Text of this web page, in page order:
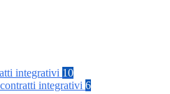
integrativi 10
integrativi 6